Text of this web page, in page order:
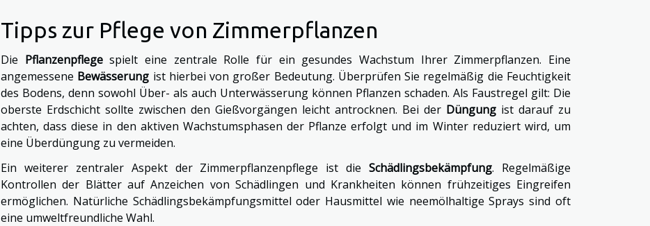
Tipps zur Pflege von Zimmerpflanzen
Die Pflanzenpflegespielt eine zentrale Rolle für ein gesundes Wachstum Ihrer Zimmerpflanzen. Eine
angemessene Bewässerung ist hierbei von großer Bedeutung. Überprüfen Sie regelmäßig die Feuchtigkeit
des Bodens, denn sowohl Über- als auch Unterwässerung können Pflanzen schaden. Als Faustregel gilt: Die
oberste Erdschicht sollte zwischen den Gießvorgängen leicht antrocknen. Bei der Düngung ist darauf zu
achten, dass diese in den aktiven Wachstumsphasen der Pflanze erfolgt und im Winter reduziert wird, um
eine Überdüngung zu vermeiden.
Ein weiterer zentraler Aspekt der Zimmerpflanzenpflege ist dieSchädlingsbekämpfung. Regelmäßige
Kontrollen der Blätter auf Anzeichen von Schädlingen und Krankheiten können frühzeitiges Eingreifen
ermöglichen. Natürliche Schädlingsbekämpfungsmittel oder Hausmittel wie neemölhaltige Sprays sind oft
eine umweltfreundliche Wahl.